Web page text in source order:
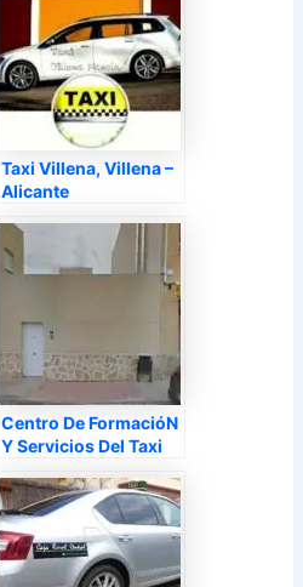
Taxi Villena, Villena –
Alicante
Centro De FormacióN
Y Servicios Del Taxi
Valenciana S.L., La
Nucía – Alicante